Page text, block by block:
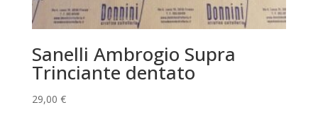
Sanelli Ambrogio Supra
Trinciante dentato
29,00 €